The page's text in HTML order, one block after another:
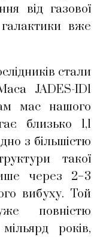
від газової
вже
стали
JADES-ID1
мас нашого
близько 1,1
з більшістю
такої
через 2−3
вибуху. Той
повністю
років,